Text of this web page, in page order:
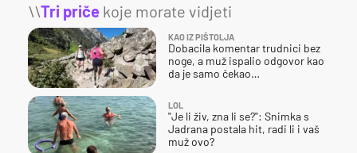
\\Tri priče koje morate vidjeti
KAO IZ PIŠTOLJA
Dobacila komentar trudnici bez
noge, a muž ispalio odgovor kao
da je samo čekao…
LOL
"Je li živ, zna li se?": Snimka s
Jadrana postala hit, radi li i vaš
muž ovo?